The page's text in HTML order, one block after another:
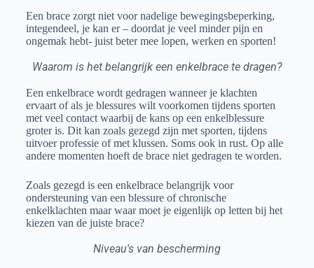
Een brace zorgt niet voor nadelige bewegingsbeperking,
integendeel, je kan er – doordat je veel minder pijn en
ongemak hebt- juist beter mee lopen, werken en sporten!
Waarom is het belangrijk een enkelbrace te dragen?
Een enkelbrace wordt gedragen wanneer je klachten
ervaart of als je blessures wilt voorkomen tijdens sporten
met veel contact waarbij de kans op een enkelblessure
groter is. Dit kan zoals gezegd zijn met sporten, tijdens
uitvoer professie of met klussen. Soms ook in rust. Op alle
andere momenten hoeft de brace niet gedragen te worden.
Zoals gezegd is een enkelbrace belangrijk voor
ondersteuning van een blessure of chronische
enkelklachten maar waar moet je eigenlijk op letten bij het
kiezen van de juiste brace?
Niveau's van bescherming